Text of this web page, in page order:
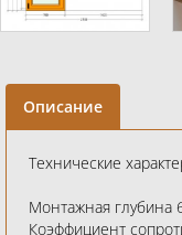
Описание
Технические
Монтажная глубина
Коэффициент